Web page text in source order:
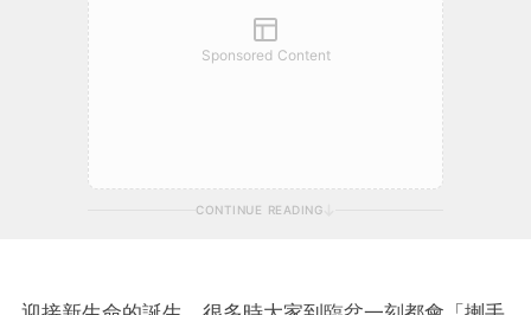
Sponsored Content
CONTINUE READING